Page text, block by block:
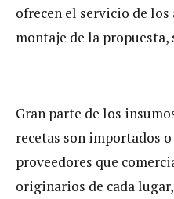
ofrecen el servicio de
montaje de la
Gran parte de los
recetas son importados
proveedores que
originarios de cada